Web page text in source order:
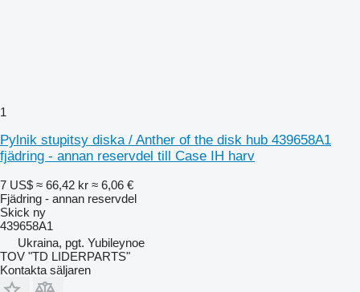
1
Pylnik stupitsy diska / Anther of the disk hub 439658A1
fjädring - annan reservdel till Case IH harv
7 US$ ≈ 66,42 kr ≈ 6,06 €
Fjädring - annan reservdel
Skick ny
439658A1
Ukraina, pgt. Yubileynoe
TOV "TD LIDERPARTS"
Kontakta säljaren